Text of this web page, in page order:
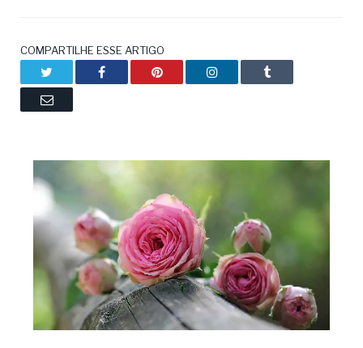
COMPARTILHE ESSE ARTIGO
Facebook Pinterest LinkedIn Tumblr
Email